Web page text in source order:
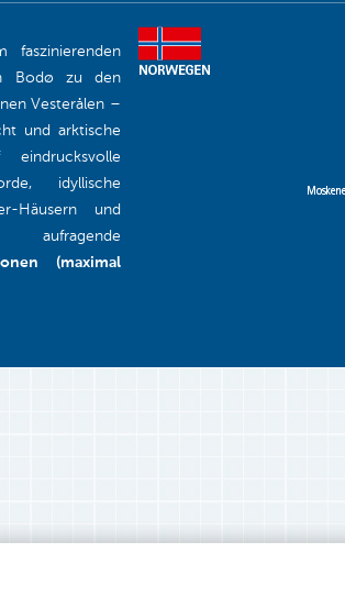
faszinierenden
Bodø zu den
Vesterålen –
und arktische
idyllische
Häusern und
(maximal